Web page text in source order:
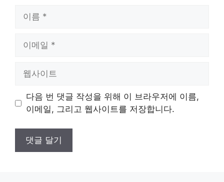
트
다음 번 댓글 작성을 위해 이 브라우저에 이름,
이메일, 그리고 웹사이트를 저장합니다.